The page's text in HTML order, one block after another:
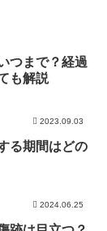
つまで？経過
も解説
2023.09.03
る期間はどの
2024.06.25